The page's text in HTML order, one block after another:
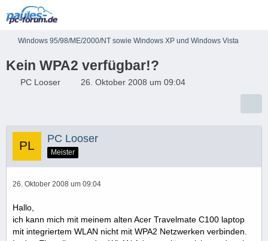
Windows 95/98/ME/2000/NT sowie Windows XP und Windows Vista
Kein WPA2 verfügbar!?
PC Looser 26. Oktober 2008 um 09:04
PC Looser
Meister
26. Oktober 2008 um 09:04
Hallo,
ich kann mich mit meinem alten Acer Travelmate C100 laptop
mit integriertem WLAN nicht mit WPA2 Netzwerken verbinden.